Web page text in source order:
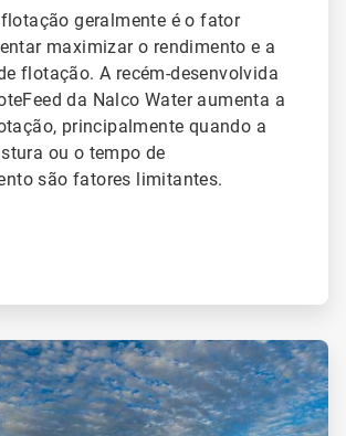
geralmente é o fator
maximizar o rendimento e a
flotação. A recém-desenvolvida
da Nalco Water aumenta a
principalmente quando a
ou o tempo de
são fatores limitantes.